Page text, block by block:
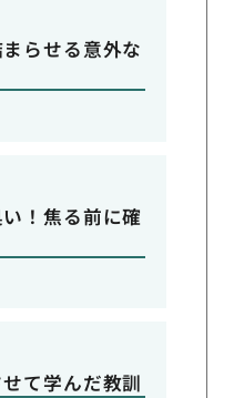
らせる意外な
！焦る前に確
て学んだ教訓